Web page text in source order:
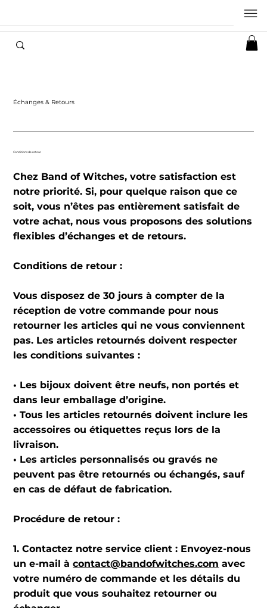
Échanges & Retours
Conditions de retour
Chez Band of Witches, votre satisfaction est
notre priorité. Si, pour quelque raison que ce
soit, vous n’êtes pas entièrement satisfait de
votre achat, nous vous proposons des solutions
flexibles d’échanges et de retours.
Conditions de retour :
Vous disposez de 30 jours à compter de la
réception de votre commande pour nous
retourner les articles qui ne vous conviennent
pas. Les articles retournés doivent respecter
les conditions suivantes :
• Les bijoux doivent être neufs, non portés et
dans leur emballage d’origine.
• Tous les articles retournés doivent inclure les
accessoires ou étiquettes reçus lors de la
livraison.
• Les articles personnalisés ou gravés ne
peuvent pas être retournés ou échangés, sauf
en cas de défaut de fabrication.
Procédure de retour :
1. Contactez notre service client : Envoyez-nous
un e-mail àcontact@bandofwitches.com avec
votre numéro de commande et les détails du
produit que vous souhaitez retourner ou